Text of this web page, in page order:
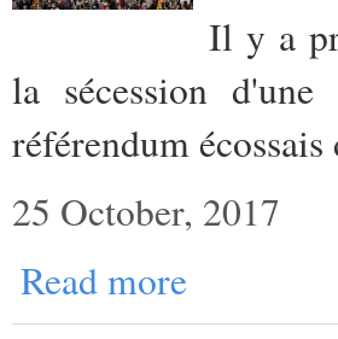
Il y a
la sécession
référendum
25 October, 2017
Read more